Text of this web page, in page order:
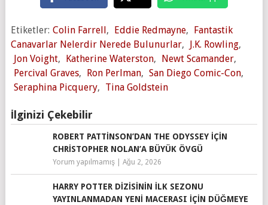
Etiketler: Colin Farrell , Eddie Redmayne,
Fantastik
Canavarlar Nelerdir Nerede Bulunurlar, J.K. Rowling,
Jon Voight, Katherine Waterston, Newt Scamander,
Percival Graves, Ron Perlman, San Diego Comic-Con,
Seraphina Picquery, Tina Goldstein
İlginizi Çekebilir
ROBERT PATTINSON’DAN THE ODYSSEY IÇIN
CHRISTOPHER NOLAN’A BÜYÜK ÖVGÜ
Yorum yapılmamış| Ağu 2, 2026
HARRY POTTER DIZISININ İLK SEZONU
YAYINLANMADAN YENI MACERASI IÇIN DÜĞMEYE